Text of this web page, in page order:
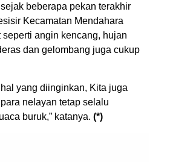
beberapa pekan terakhir
Kecamatan Mendahara
seperti angin kencang, hujan
dan gelombang juga cukup
yang diinginkan, Kita juga
nelayan tetap selalu
buruk,” katanya. (*)